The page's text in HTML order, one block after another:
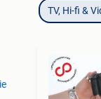
TV, Hi-fi &